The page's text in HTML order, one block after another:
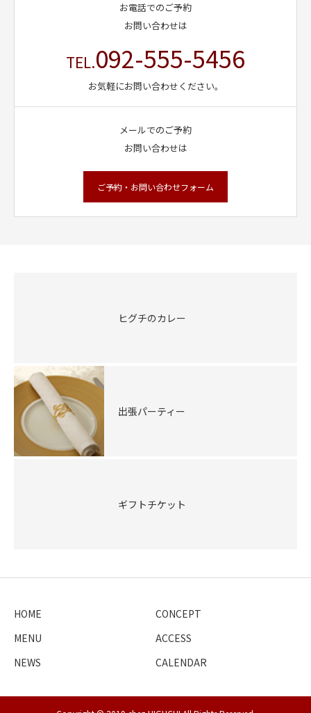
お電話でのご予約
お問い合わせは
TEL.092-555-5456
お気軽にお問い合わせください。
メールでのご予約
お問い合わせは
ご予約・お問い合わせフォーム
ヒグチのカレー
出張パーティー
ギフトチケット
HOME
CONCEPT
MENU
ACCESS
NEWS
CALENDAR